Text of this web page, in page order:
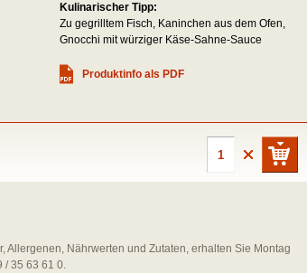
Kulinarischer Tipp:
Zu gegrilltem Fisch, Kaninchen aus dem Ofen,
Gnocchi mit würziger Käse-Sahne-Sauce
Produktinfo als PDF
Allergenen, Nährwerten und Zutaten, erhalten Sie Montag
/ 35 63 61 0.